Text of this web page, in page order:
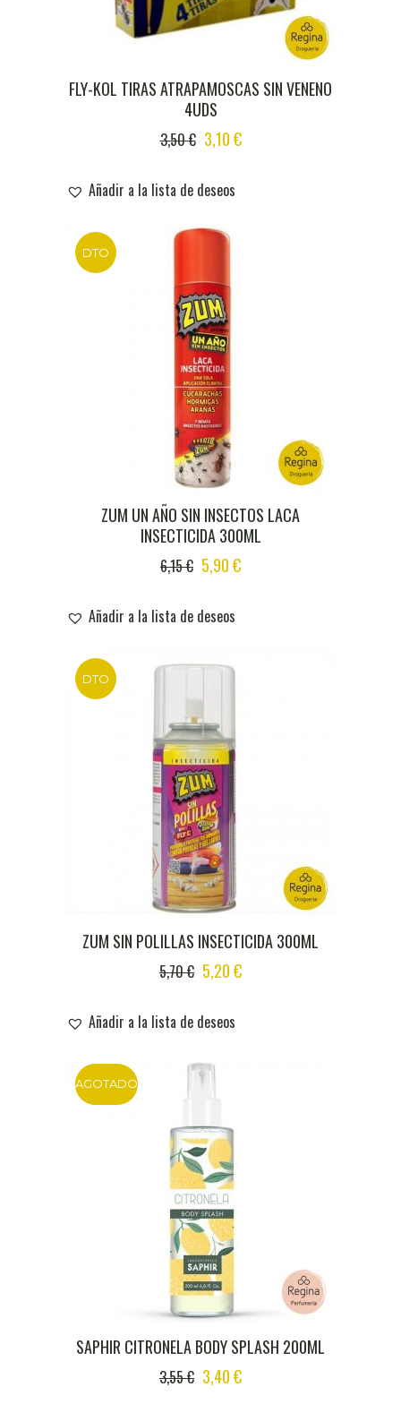
FLY-KOL TIRAS ATRAPAMOSCAS SIN VENENO
4UDS
3,50€ ORIGINAL
WAS:
3,50 €.
3,10€CURRENT
Añadir a la lista de deseos
DTO
ZUM UN AÑO SIN INSECTOS LACA
INSECTICIDA 300ML
6,15€ ORIGINAL
WAS:
6,15 €.
5,90€CURRENT
Añadir a la lista de deseos
DTO
ZUM SIN POLILLAS INSECTICIDA 300ML
5,70€ ORIGINAL
WAS:
5,70 €.
5,20€CURRENT
Añadir a la lista de deseos
DTO
AGOTADO
SAPHIR CITRONELA BODY SPLASH 200ML
3,55€ ORIGINAL
3,40€CURRENT